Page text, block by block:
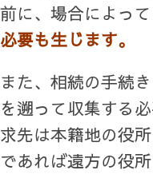
前に、場合によっ
必要も生じます。
また、相続の手続
を遡って収集する
求先は本籍地の役
であれば遠方の役